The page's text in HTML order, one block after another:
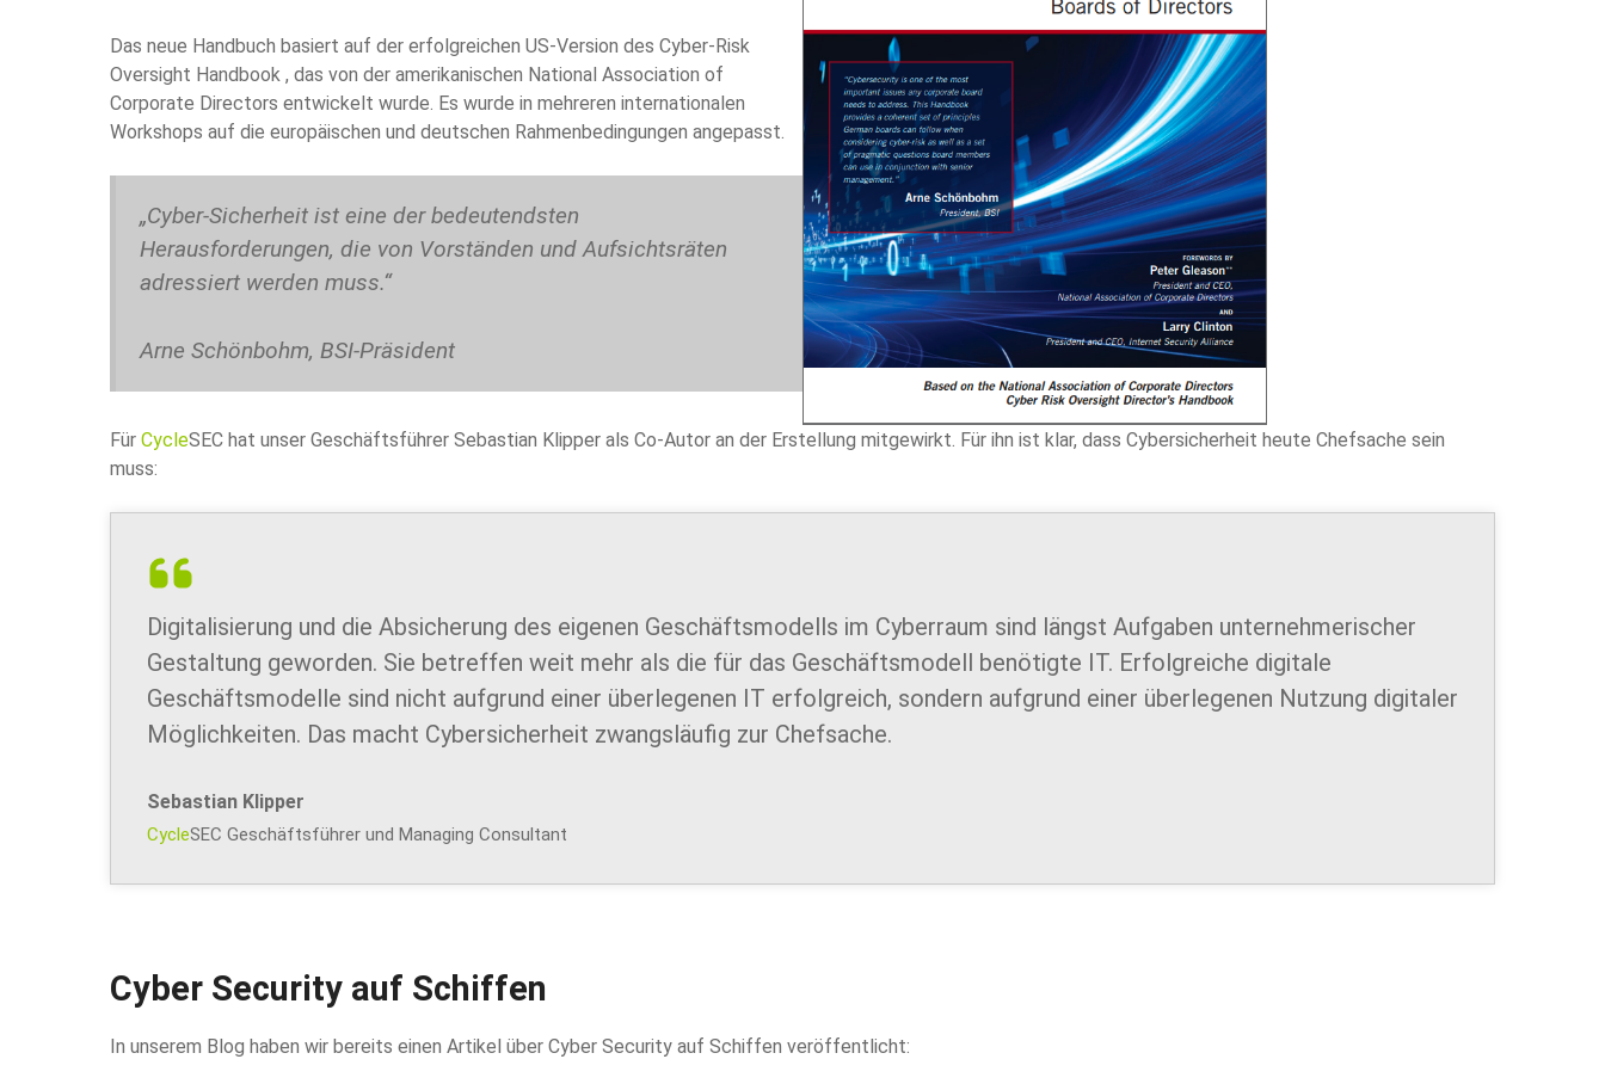
Das neue Handbuch basiert auf der erfolgreichen US-Version des Cyber-Risk
Oversight Handbook , das von der amerikanischen National Association of
Corporate Directors entwickelt wurde. Es wurde in mehreren internationalen
Workshops auf die europäischen und deutschen Rahmenbedingungen angepasst.
„Cyber-Sicherheit ist eine der bedeutendsten
Herausforderungen, die von Vorständen und Aufsichtsräten
adressiert werden muss.“
Arne Schönbohm, BSI-Präsident
Für CycleSEC hat unser Geschäftsführer Sebastian Klipper als Co-Autor an der Erstellung mitgewirkt. Für ihn ist klar, dass Cybersicherheit heute Chefsache sein
muss:
Digitalisierung und die Absicherung des eigenen Geschäftsmodells im Cyberraum sind längst Aufgaben unternehmerischer
Gestaltung geworden. Sie betreffen weit mehr als die für das Geschäftsmodell benötigte IT. Erfolgreiche digitale
Geschäftsmodelle sind nicht aufgrund einer überlegenen IT erfolgreich, sondern aufgrund einer überlegenen Nutzung digitaler
Möglichkeiten. Das macht Cybersicherheit zwangsläufig zur Chefsache.
Sebastian Klipper
CycleSEC Geschäftsführer und Managing Consultant
Cyber Security auf Schiffen
In unserem Blog haben wir bereits einen Artikel über Cyber Security auf Schiffen veröffentlicht: